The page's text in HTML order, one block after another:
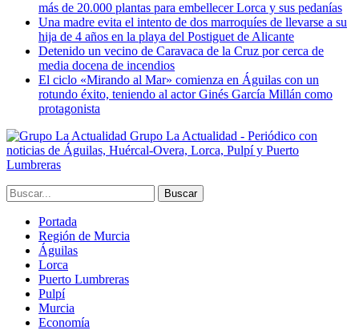
más de 20.000 plantas para embellecer Lorca y sus pedanías
Una madre evita el intento de dos marroquíes de llevarse a su
hija de 4 años en la playa del Postiguet de Alicante
Detenido un vecino de Caravaca de la Cruz por cerca de
media docena de incendios
El ciclo «Mirando al Mar» comienza en Águilas con un
rotundo éxito, teniendo al actor Ginés García Millán como
protagonista
Grupo La Actualidad - Periódico con
noticias de Águilas, Huércal-Overa, Lorca, Pulpí y Puerto
Lumbreras
Portada
Región de Murcia
Águilas
Lorca
Puerto Lumbreras
Pulpí
Murcia
Economía